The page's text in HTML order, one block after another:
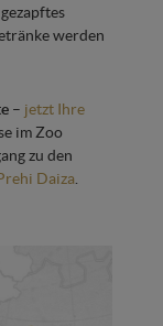
werden
– jetzt Ihre
im Zoo
zu den
Daiza.